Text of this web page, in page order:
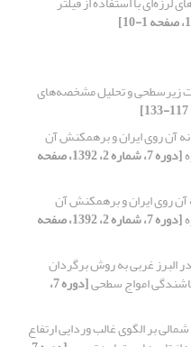
زیرسطحی و تحلیل مشخصه‌های
آن روی ایران و برهمکنش آن
[دوره 7، شماره 2، 1392، صفحه
آن روی ایران و برهمکنش آن
[دوره 7، شماره 2، 1392، صفحه
البرز غربی به روش برگردان
امواج سطحی [دوره 7،
بر الگوی غالب وردایی ارتفاع